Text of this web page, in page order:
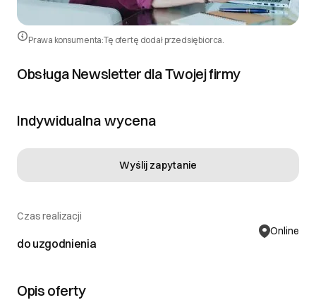
Prawa konsumenta:Tę ofertę dodał przedsiębiorca.
Obsługa Newsletter dla Twojej firmy
Indywidualna wycena
Czas realizacji
do uzgodnienia
Online
Wyślij zapytanie
Opis oferty